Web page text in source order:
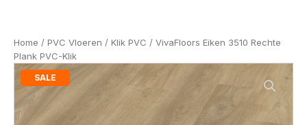
Home / PVC Vloeren / Klik PVC / VivaFloors Eiken 3510 Rechte
Plank PVC-Klik
SALE